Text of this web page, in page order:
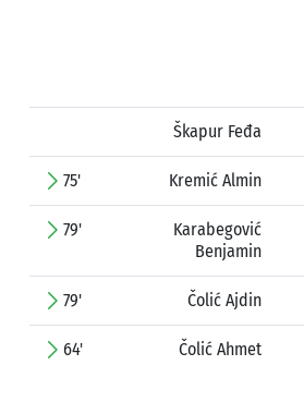
Škapur Feđa
75' Kremić Almin
79'
Karabegović
Benjamin
79' Čolić Ajdin
64' Čolić Ahmet